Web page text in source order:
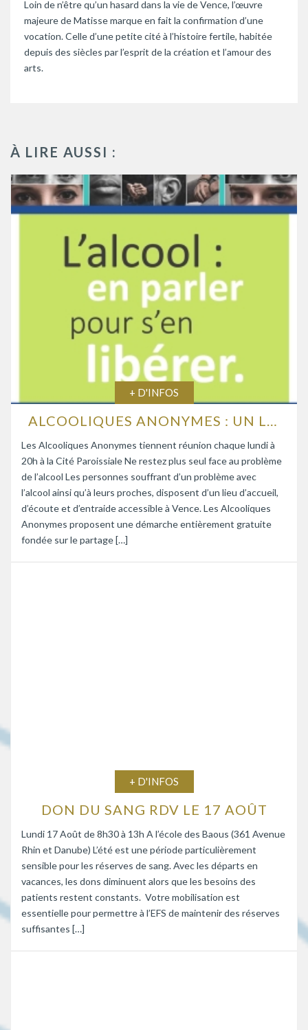
Loin de n’être qu’un hasard dans la vie de Vence, l’œuvre
majeure de Matisse marque en fait la confirmation d’une
vocation. Celle d’une petite cité à l’histoire fertile, habitée
depuis des siècles par l’esprit de la création et l’amour des
arts.
À LIRE AUSSI :
+ D'INFOS
ALCOOLIQUES ANONYMES : UN LIEU D’ÉCOUTE ET D’ENTRAIDE
Les Alcooliques Anonymes tiennent réunion chaque lundi à
20h à la Cité Paroissiale Ne restez plus seul face au problème
de l’alcool Les personnes souffrant d’un problème avec
l’alcool ainsi qu’à leurs proches, disposent d’un lieu d’accueil,
d’écoute et d’entraide accessible à Vence. Les Alcooliques
Anonymes proposent une démarche entièrement gratuite
fondée sur le partage […]
+ D'INFOS
DON DU SANG RDV LE 17 AOÛT
Lundi 17 Août de 8h30 à 13h A l’école des Baous (361 Avenue
Rhin et Danube) L’été est une période particulièrement
sensible pour les réserves de sang. Avec les départs en
vacances, les dons diminuent alors que les besoins des
patients restent constants. Votre mobilisation est
essentielle pour permettre à l’EFS de maintenir des réserves
suffisantes […]